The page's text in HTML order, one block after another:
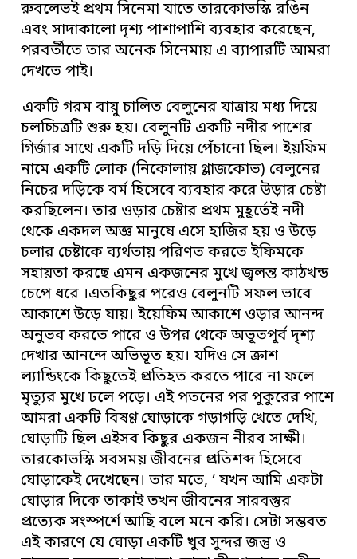
রুবলেভই প্রথম সিনেমা যাতে তারকোভস্কি রঙিন
এবং সাদাকালো দৃশ্য পাশাপাশি ব্যবহার করেছেন,
পরবর্তীতে তার অনেক সিনেমায় এ ব্যাপারটি আমরা
দেখতে পাই।
একটি গরম বায়ু চালিত বেলুনের যাত্রায় মধ্য দিয়ে
চলচ্চিত্রটি শুরু হয়। বেলুনটি একটি নদীর পাশের
গির্জার সাথে একটি দড়ি দিয়ে পেঁচানো ছিল। ইয়ফিম
নামে একটি লোক (নিকোলায় গ্লাজকোভ) বেলুনের
নিচের দড়িকে বর্ম হিসেবে ব্যবহার করে উড়ার চেষ্টা
করছিলেন। তার ওড়ার চেষ্টার প্রথম মুহূর্তেই নদী
থেকে একদল অজ্ঞ মানুষে এসে হাজির হয় ও উড়ে
চলার চেষ্টাকে ব্যর্থতায় পরিণত করতে ইফিমকে
সহায়তা করছে এমন একজনের মুখে জ্বলন্ত কাঠখন্ড
চেপে ধরে ।এতকিছুর পরেও বেলুনটি সফল ভাবে
আকাশে উড়ে যায়। ইয়েফিম আকাশে ওড়ার আনন্দ
অনুভব করতে পারে ও উপর থেকে অভূতপূর্ব দৃশ্য
দেখার আনন্দে অভিভূত হয়। যদিও সে ক্রাশ
ল্যান্ডিংকে কিছুতেই প্রতিহত করতে পারে না ফলে
মৃত্যুর মুখে ঢলে পড়ে। এই পতনের পর পুকুরের পাশে
আমরা একটি বিষণ্ণ ঘোড়াকে গড়াগড়ি খেতে দেখি,
ঘোড়াটি ছিল এইসব কিছুর একজন নীরব সাক্ষী।
তারকোভস্কি সবসময় জীবনের প্রতিশব্দ হিসেবে
ঘোড়াকেই দেখেছেন। তার মতে, ‘ যখন আমি একটা
ঘোড়ার দিকে তাকাই তখন জীবনের সারবস্তুর
প্রত্যেক সংস্পর্শে আছি বলে মনে করি। সেটা সম্ভবত
এই কারণে যে ঘোড়া একটি খুব সুন্দর জন্তু ও